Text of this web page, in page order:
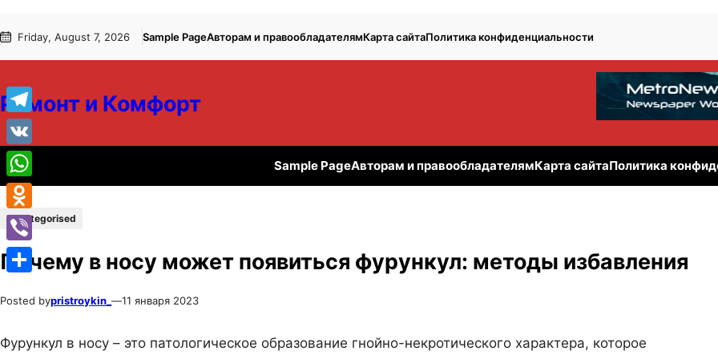
к
к
Friday, August 7, 2026 Sample PageАвторам и правообладателямКарта сайтаПолитика конфиденциальности
Ремонт и Комфорт
Sample PageАвторам и правообладателямКарта сайтаПолитика
Uncategorised
Почему в носу может появиться фурункул: методы избавления
Posted bypristroykin_ —11 января 2023
Фурункул в носу – это патологическое образование гнойно-некротического характера, которое
Telegram
VK
WhatsApp
Odnoklassniki
Viber